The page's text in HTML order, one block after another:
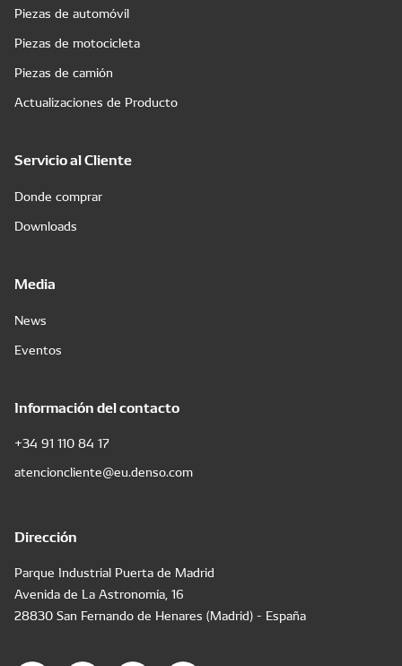
Piezas de automóvil
Piezas de motocicleta
Piezas de camión
Actualizaciones de Producto
Servicio al Cliente
Donde comprar
Downloads
Media
News
Eventos
Información del contacto
+34 91 110 84 17
atencioncliente@eu.denso.com
Dirección
Parque Industrial Puerta de Madrid
Avenida de La Astronomía, 16
28830 San Fernando de Henares (Madrid) - España